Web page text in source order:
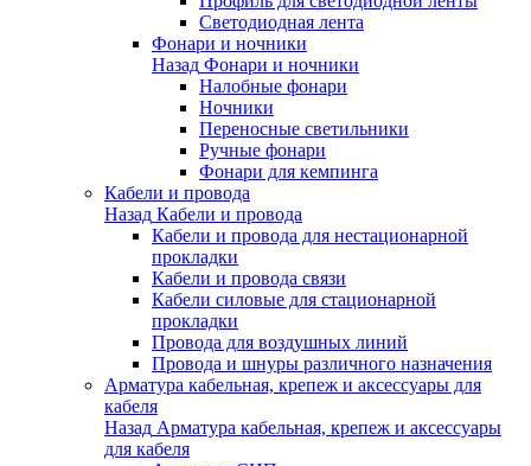
Светодиодная лента
Фонари и ночники
Назад Фонари и ночники
Налобные фонари
Ночники
Переносные светильники
Ручные фонари
Фонари для кемпинга
Кабели и провода
Назад Кабели и провода
Кабели и провода для нестационарной
прокладки
Кабели и провода связи
Кабели силовые для стационарной
прокладки
Провода для воздушных линий
Провода и шнуры различного назначения
Арматура кабельная, крепеж и аксессуары для
кабеля
Назад Арматура кабельная, крепеж и аксессуары
для кабеля